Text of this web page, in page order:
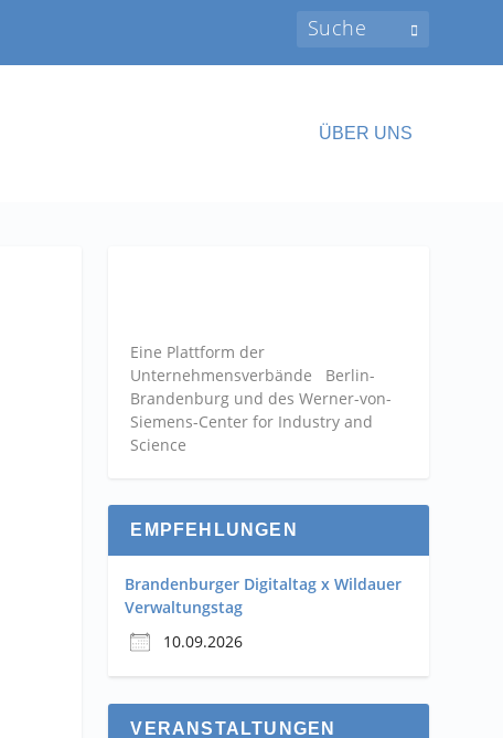
ÜBER UNS
Eine Plattform der
Unternehmensverbände Berlin-
Brandenburg und des Werner-von-
Siemens-Center for Industry and
Science
EMPFEHLUNGEN
Brandenburger Digitaltag x Wildauer
Verwaltungstag
10.09.2026
VERANSTALTUNGEN